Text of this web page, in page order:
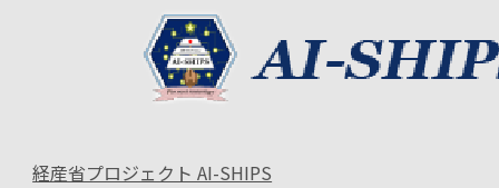
経産省プロジェクト AI-SHIPS